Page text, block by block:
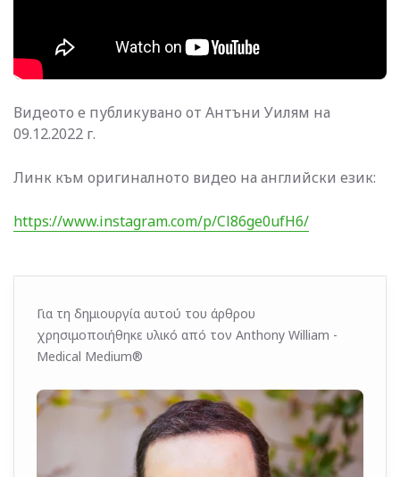
Видеото е публикувано от Антъни Уилям на
09.12.2022 г.
Линк към оригиналното видео на английски език:
https://www.instagram.com/p/Cl86ge0ufH6/
Για τη δημιουργία αυτού του άρθρου
χρησιμοποιήθηκε υλικό από τον Anthony William -
Medical Medium®